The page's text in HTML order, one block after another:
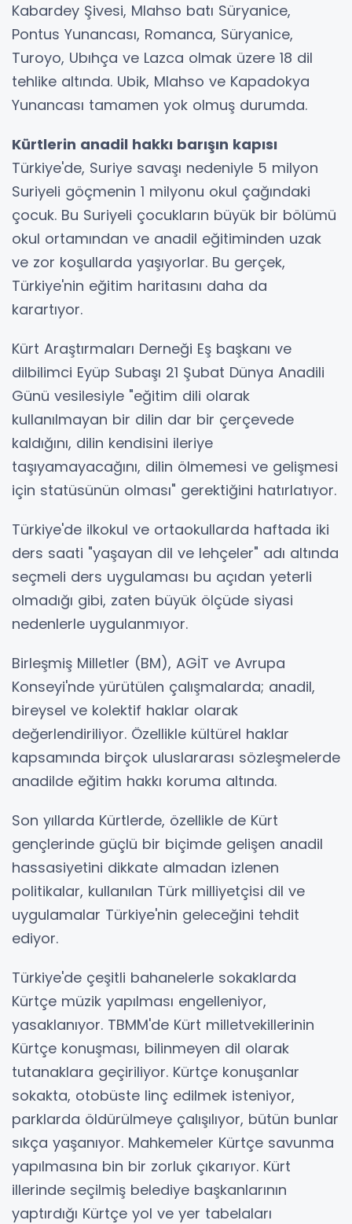
Kabardey Şivesi, Mlahso batı Süryanice,
Pontus Yunancası, Romanca, Süryanice,
Turoyo, Ubıhça ve Lazca olmak üzere 18 dil
tehlike altında. Ubik, Mlahso ve Kapadokya
Yunancası tamamen yok olmuş durumda.
Kürtlerin anadil hakkı barışın kapısı
Türkiye'de, Suriye savaşı nedeniyle 5 milyon
Suriyeli göçmenin 1 milyonu okul çağındaki
çocuk. Bu Suriyeli çocukların büyük bir bölümü
okul ortamından ve anadil eğitiminden uzak
ve zor koşullarda yaşıyorlar. Bu gerçek,
Türkiye'nin eğitim haritasını daha da
karartıyor.
Kürt Araştırmaları Derneği Eş başkanı ve
dilbilimci Eyüp Subaşı 21 Şubat Dünya Anadili
Günü vesilesiyle "eğitim dili olarak
kullanılmayan bir dilin dar bir çerçevede
kaldığını, dilin kendisini ileriye
taşıyamayacağını, dilin ölmemesi ve gelişmesi
için statüsünün olması" gerektiğini hatırlatıyor.
Türkiye'de ilkokul ve ortaokullarda haftada iki
ders saati "yaşayan dil ve lehçeler" adı altında
seçmeli ders uygulaması bu açıdan yeterli
olmadığı gibi, zaten büyük ölçüde siyasi
nedenlerle uygulanmıyor.
Birleşmiş Milletler (BM), AGİT ve Avrupa
Konseyi'nde yürütülen çalışmalarda; anadil,
bireysel ve kolektif haklar olarak
değerlendiriliyor. Özellikle kültürel haklar
kapsamında birçok uluslararası sözleşmelerde
anadilde eğitim hakkı koruma altında.
Son yıllarda Kürtlerde, özellikle de Kürt
gençlerinde güçlü bir biçimde gelişen anadil
hassasiyetini dikkate almadan izlenen
politikalar, kullanılan Türk milliyetçisi dil ve
uygulamalar Türkiye'nin geleceğini tehdit
ediyor.
Türkiye'de çeşitli bahanelerle sokaklarda
Kürtçe müzik yapılması engelleniyor,
yasaklanıyor. TBMM'de Kürt milletvekillerinin
Kürtçe konuşması, bilinmeyen dil olarak
tutanaklara geçiriliyor. Kürtçe konuşanlar
sokakta, otobüste linç edilmek isteniyor,
parklarda öldürülmeye çalışılıyor, bütün bunlar
sıkça yaşanıyor. Mahkemeler Kürtçe savunma
yapılmasına bin bir zorluk çıkarıyor. Kürt
illerinde seçilmiş belediye başkanlarının
yaptırdığı Kürtçe yol ve yer tabelaları